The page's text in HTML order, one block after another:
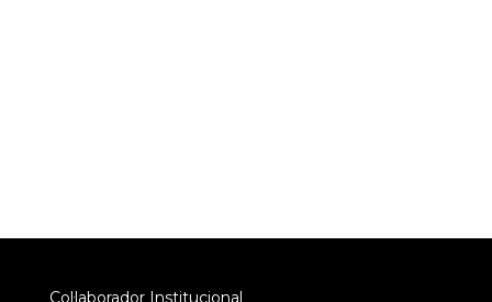
Col·laborador Institucional